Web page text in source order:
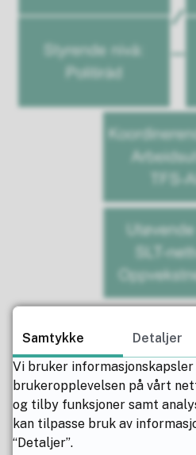
Modell av
Politiske utvalg
Samtykke Detaljer
Vi bruker
brukeropplevelsen på vårt
og tilby funksjoner samt
kan tilpasse bruk av
“Detaljer”.